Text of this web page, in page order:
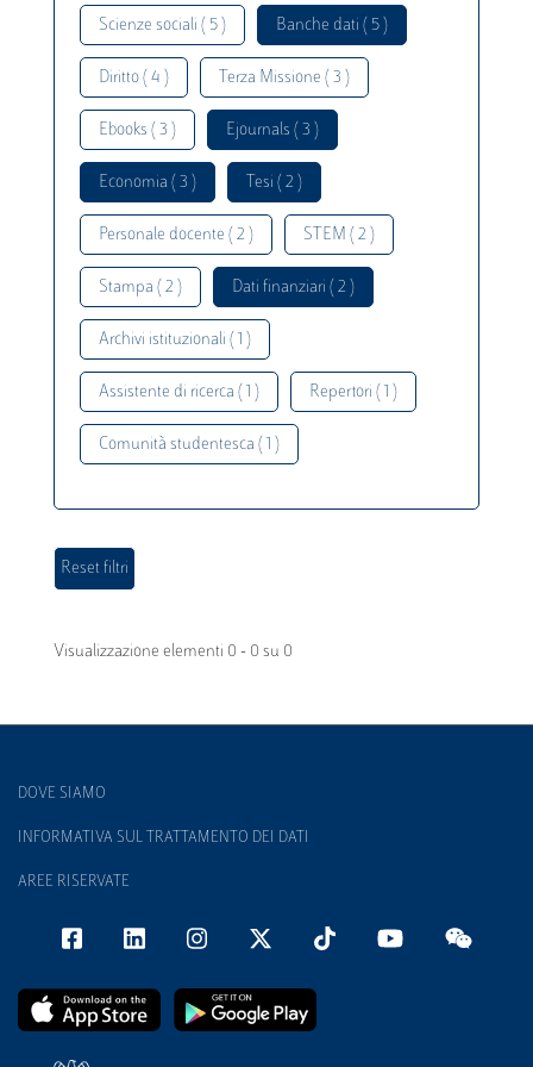
Scienze sociali ( 5 ) Banche dati ( 5 )
Diritto ( 4 ) Terza Missione ( 3 )
Ebooks ( 3 ) Ejournals ( 3 )
Economia ( 3 ) Tesi ( 2 )
Personale docente ( 2 ) STEM ( 2 )
Stampa ( 2 ) Dati finanziari ( 2 )
Archivi istituzionali ( 1 )
Assistente di ricerca ( 1 ) Repertori ( 1 )
Comunità studentesca ( 1 )
Visualizzazione elementi 0 - 0 su 0
DOVE SIAMO
INFORMATIVA SUL TRATTAMENTO DEI DATI
AREE RISERVATE